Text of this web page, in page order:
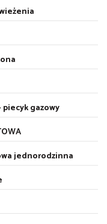
piecyk gazowy
jednorodzinna